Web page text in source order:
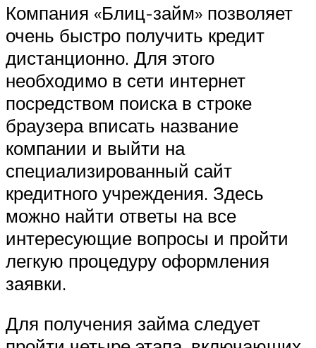
Компания «Блиц-займ» позволяет
очень быстро получить кредит
дистанционно. Для этого
необходимо в сети интернет
посредством поиска в строке
браузера вписать название
компании и выйти на
специализированный сайт
кредитного учреждения. Здесь
можно найти ответы на все
интересующие вопросы и пройти
легкую процедуру оформления
заявки.
Для получения займа следует